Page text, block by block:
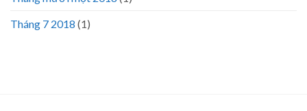
Tháng 7 2018 (1)